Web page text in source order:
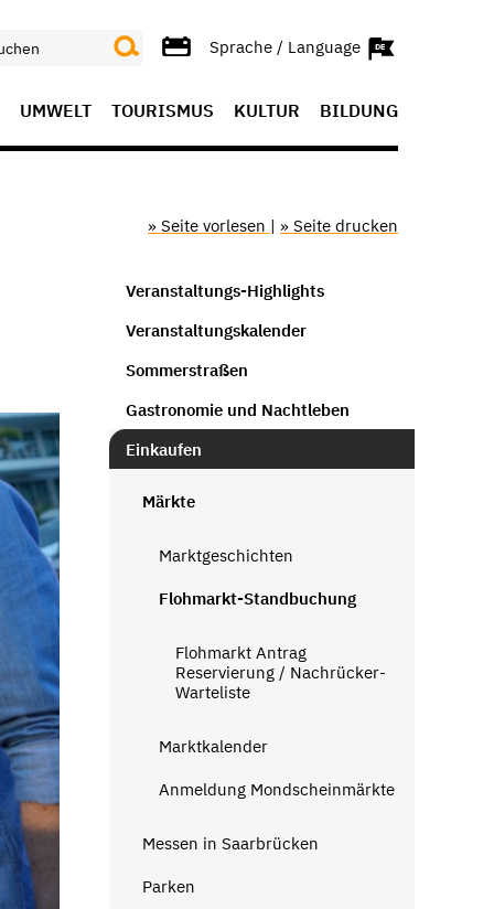
Sprache / Language
UMWELT TOURISMUS KULTUR BILDUNG
» Seite vorlesen | » Seite drucken
Veranstaltungs-Highlights
Veranstaltungskalender
Sommerstraßen
Gastronomie und Nachtleben
Einkaufen
Märkte
Marktgeschichten
Flohmarkt-Standbuchung
Flohmarkt Antrag
Reservierung / Nachrücker-
Warteliste
Marktkalender
Anmeldung Mondscheinmärkte
Messen in Saarbrücken
Parken